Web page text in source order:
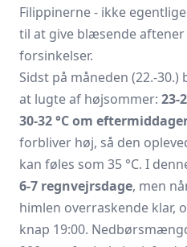
Filippinerne - ikke
til at give blæsende
forsinkelser.
Sidst på måneden (22.-
at lugte af højsommer: 23-
30-32 °C om
forbliver høj, så den
kan føles som 35 °C. I
6-7 regnvejrsdage, men
himlen overraskende klar,
knap 19:00.